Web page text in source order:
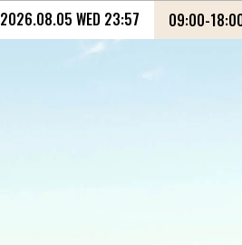
2026.08.05 WED 23:57 09:00-